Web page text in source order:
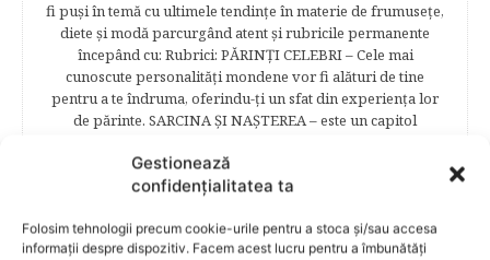
Gestionează
confidențialitatea ta
Folosim tehnologii precum cookie-urile pentru a stoca și/sau accesa
informații despre dispozitiv. Facem acest lucru pentru a îmbunătăți
fi puşi în temă cu ultimele tendinţe în materie de frumuseţe,
diete şi modă parcurgând atent şi rubricile permanente
începând cu: Rubrici: PĂRINŢI CELEBRI – Cele mai
cunoscute personalităţi mondene vor fi alături de tine
pentru a te îndruma, oferindu-ţi un sfat din experienţa lor
de părinte. SARCINA ŞI NAŞTEREA – este un capitol
informaţii referitoare la simptomatologia primelor zile de
sarcină, evoluţia fătului pe parcursul celor nouă luni,
naştere. Tot aici puteti găsi informaţii preţioase dedicate
naşterii şi recuperării postpartum. BEBELUŞUL ÎN PRIMUL